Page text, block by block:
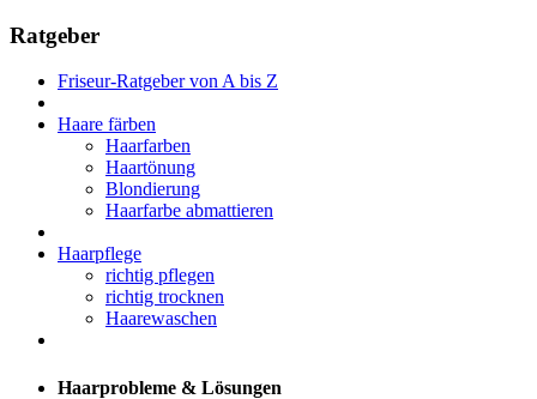
Ratgeber
Friseur-Ratgeber von A bis Z
Haare färben
Haarfarben
Haartönung
Blondierung
Haarfarbe abmattieren
Haarpflege
richtig pflegen
richtig trocknen
Haarewaschen
Haarprobleme & Lösungen